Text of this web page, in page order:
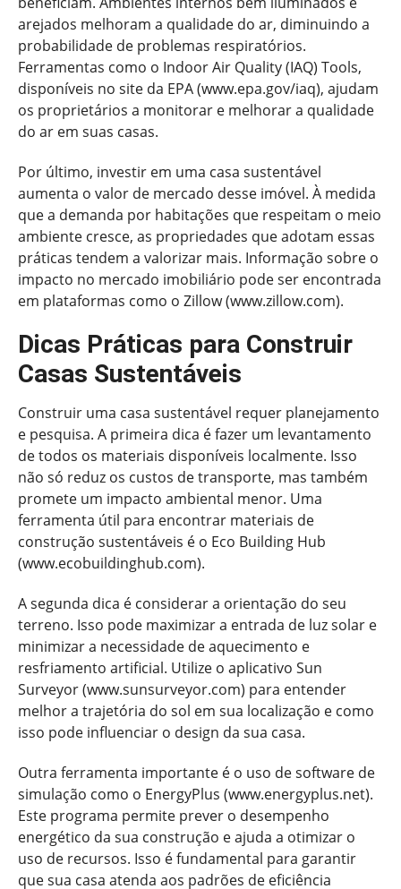
arejados melhoram a qualidade do ar, diminuindo a
probabilidade de problemas respiratórios.
Ferramentas como o Indoor Air Quality (IAQ) Tools,
disponíveis no site da EPA (www.epa.gov/iaq), ajudam
os proprietários a monitorar e melhorar a qualidade
do ar em suas casas.
Por último, investir em uma casa sustentável
aumenta o valor de mercado desse imóvel. À medida
que a demanda por habitações que respeitam o meio
ambiente cresce, as propriedades que adotam essas
práticas tendem a valorizar mais. Informação sobre o
impacto no mercado imobiliário pode ser encontrada
em plataformas como o Zillow (www.zillow.com).
Dicas Práticas para Construir
Casas Sustentáveis
Construir uma casa sustentável requer planejamento
e pesquisa. A primeira dica é fazer um levantamento
de todos os materiais disponíveis localmente. Isso
não só reduz os custos de transporte, mas também
promete um impacto ambiental menor. Uma
ferramenta útil para encontrar materiais de
construção sustentáveis é o Eco Building Hub
(www.ecobuildinghub.com).
A segunda dica é considerar a orientação do seu
terreno. Isso pode maximizar a entrada de luz solar e
minimizar a necessidade de aquecimento e
resfriamento artificial. Utilize o aplicativo Sun
Surveyor (www.sunsurveyor.com) para entender
melhor a trajetória do sol em sua localização e como
isso pode influenciar o design da sua casa.
Outra ferramenta importante é o uso de software de
simulação como o EnergyPlus (www.energyplus.net).
Este programa permite prever o desempenho
energético da sua construção e ajuda a otimizar o
uso de recursos. Isso é fundamental para garantir
que sua casa atenda aos padrões de eficiência